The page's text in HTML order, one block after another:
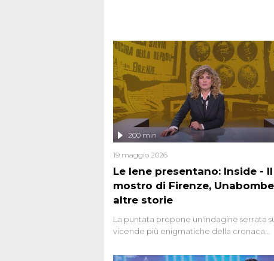
Le Iene presentano: Inside - Il
mostro di Firenze,
altre storie
200 min
19 maggio 2026
La puntata propone un'indagine serrata
vicende più enigmatiche della cronaca
seriale responsabile di decine di attentati